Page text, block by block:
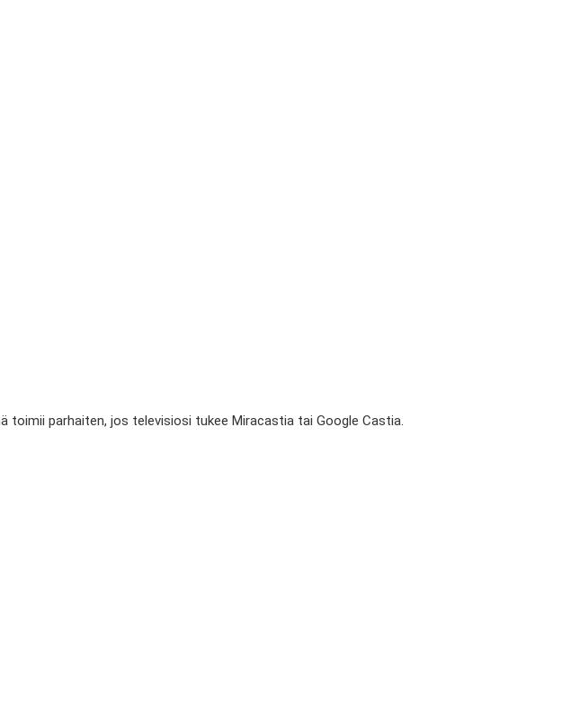
parhaiten, jos televisiosi tukee Miracastia tai Google Castia.